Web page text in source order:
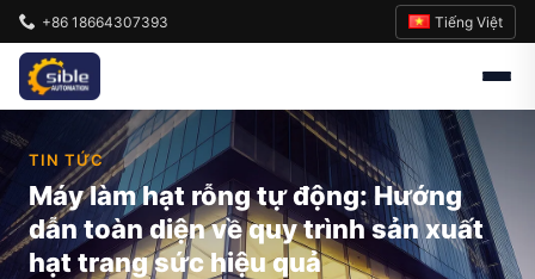
+86 18664307393 Tiếng Việt
TIN TỨC
Máy làm hạt rỗng tự động: Hướng
dẫn toàn diện về quy trình sản xuất
hạt trang sức hiệu quả